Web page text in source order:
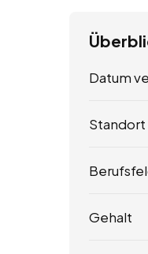
Datum
Standort
Gehalt